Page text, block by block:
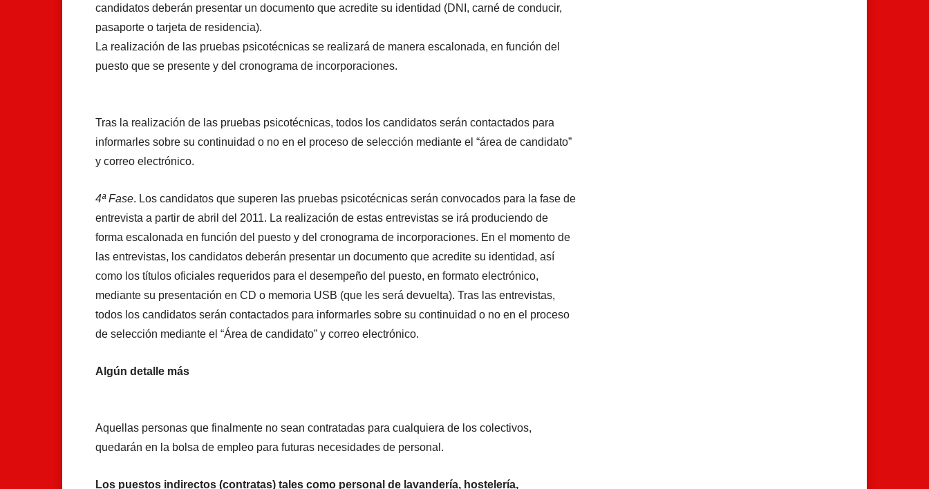
candidatos deberán presentar un documento que acredite su identidad (DNI, carné de conducir,
pasaporte o tarjeta de residencia).
La realización de las pruebas psicotécnicas se realizará de manera escalonada, en función del
puesto que se presente y del cronograma de incorporaciones.
Tras la realización de las pruebas psicotécnicas, todos los candidatos serán contactados para
informarles sobre su continuidad o no en el proceso de selección mediante el “área de candidato”
y correo electrónico.
4ª Fase. Los candidatos que superen las pruebas psicotécnicas serán convocados para la fase de
entrevista a partir de abril del 2011. La realización de estas entrevistas se irá produciendo de
forma escalonada en función del puesto y del cronograma de incorporaciones. En el momento de
las entrevistas, los candidatos deberán presentar un documento que acredite su identidad, así
como los títulos oficiales requeridos para el desempeño del puesto, en formato electrónico,
mediante su presentación en CD o memoria USB (que les será devuelta). Tras las entrevistas,
todos los candidatos serán contactados para informarles sobre su continuidad o no en el proceso
de selección mediante el “Área de candidato” y correo electrónico.
Algún detalle más
Aquellas personas que finalmente no sean contratadas para cualquiera de los colectivos,
quedarán en la bolsa de empleo para futuras necesidades de personal.
Los puestos indirectos (contratas) tales como personal de lavandería, hostelería,